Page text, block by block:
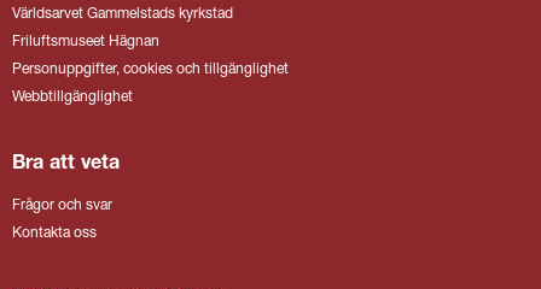
Världsarvet Gammelstads kyrkstad
Friluftsmuseet Hägnan
Personuppgifter, cookies och tillgänglighet
Webbtillgänglighet
Bra att veta
Frågor och svar
Kontakta oss